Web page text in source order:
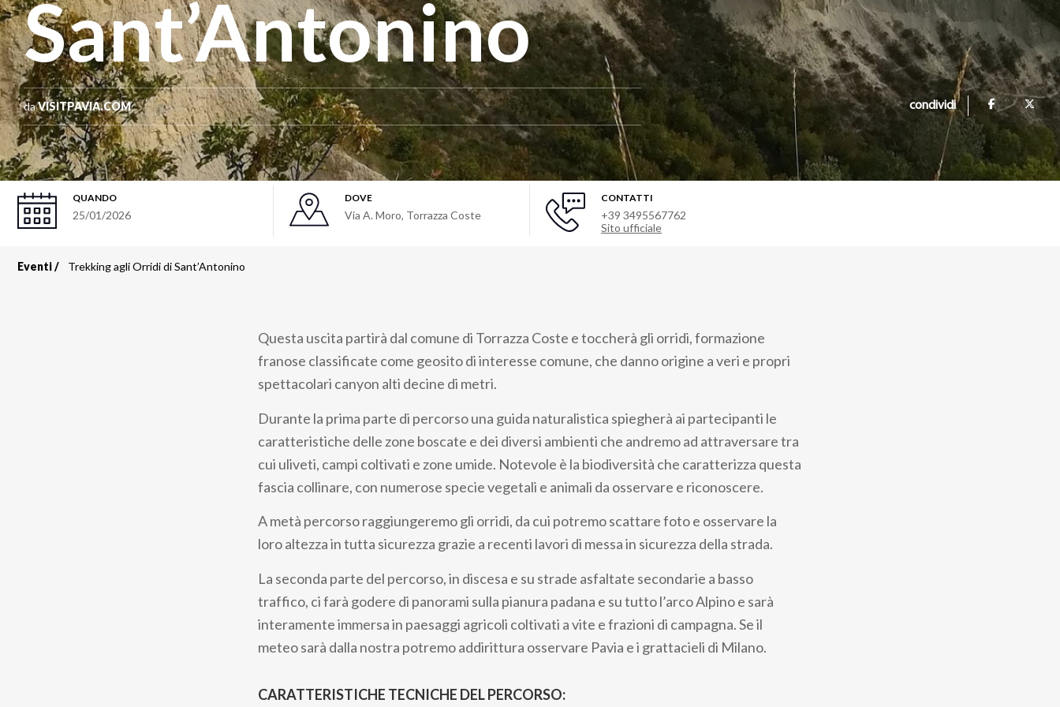
Sant’Antonino
daVISITPAVIA.COM condividi
QUANDO
25/01/2026
DOVE
Via A. Moro, Torrazza Coste
CONTATTI
+39 3495567762
Sito ufficiale
Briciole
Eventi Trekking agli Orridi di Sant’Antonino
Questa uscita partirà dal comune di Torrazza Coste e toccherà gli orridi, formazione
franose classificate come geosito di interesse comune, che danno origine a veri e propri
spettacolari canyon alti decine di metri.
Durante la prima parte di percorso una guida naturalistica spiegherà ai partecipanti le
caratteristiche delle zone boscate e dei diversi ambienti che andremo ad attraversare tra
cui uliveti, campi coltivati e zone umide. Notevole è la biodiversità che caratterizza questa
fascia collinare, con numerose specie vegetali e animali da osservare e riconoscere.
A metà percorso raggiungeremo gli orridi, da cui potremo scattare foto e osservare la
loro altezza in tutta sicurezza grazie a recenti lavori di messa in sicurezza della strada.
La seconda parte del percorso, in discesa e su strade asfaltate secondarie a basso
traffico, ci farà godere di panorami sulla pianura padana e su tutto l’arco Alpino e sarà
interamente immersa in paesaggi agricoli coltivati a vite e frazioni di campagna. Se il
meteo sarà dalla nostra potremo addirittura osservare Pavia e i grattacieli di Milano.
CARATTERISTICHE TECNICHE DEL PERCORSO: